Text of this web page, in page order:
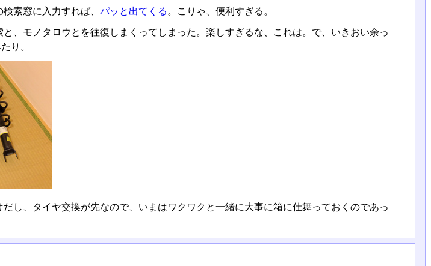
検索窓に入力すれば、 パッと出てくる 。こりゃ、便利すぎる。
、モノタロウとを往復しまくってしまった。楽しすぎるな、これは。で、いきおい余っ
り。
し、タイヤ交換が先なので、いまはワクワクと一緒に大事に箱に仕舞っておくのであっ